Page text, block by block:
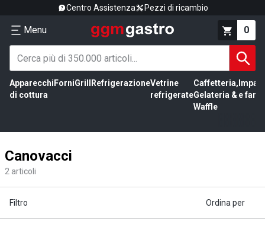
Centro Assistenza Pezzi di ricambio
Menu 0
Apparecchi
di cottura
ForniGrill RefrigerazioneVetrine
refrigerate
Caffetteria,
Gelateria &
Waffle
e
Canovacci
2 articoli
Filtro Ordina per